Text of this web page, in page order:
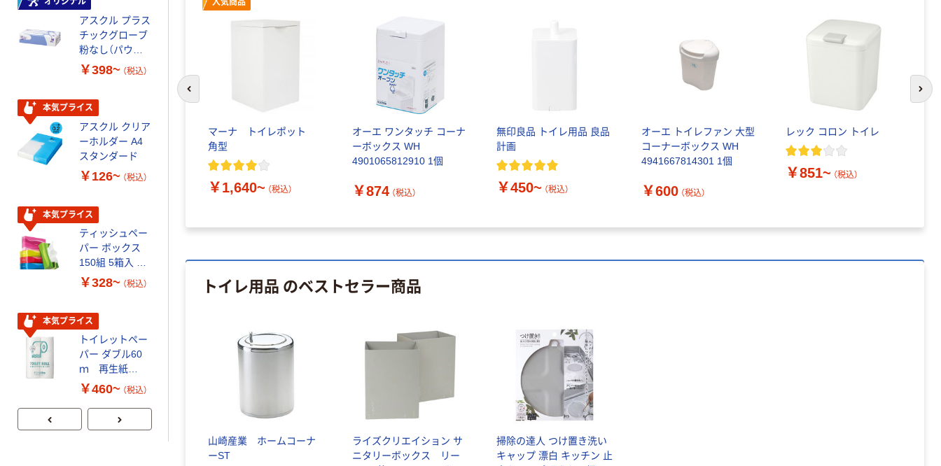
人気商品
マーナ トイレポット
角型
￥1,640~ （税込）
オーエ ワンタッチ コーナ
ーボックス WH
4901065812910 1個
￥874 （税込）
無印良品 トイレ用品 良品
計画
￥450~ （税込）
オーエ トイレファン 大型
コーナーボックス WH
4941667814301 1個
￥600 （税込）
レック コロン トイレ
￥851~ （税込）
次
トイレ用品 のベストセラー商品
山崎産業 ホームコーナ
ーST
ライズクリエイション サ
ニタリーボックス リー
掃除の達人 つけ置き洗い
キャップ 漂白 キッチン 止
アスクル プラス
チックグローブ
粉なし（パウダ
ーフリー）
￥398~ （税込）
本気プライス
アスクル クリア
ーホルダー A4
スタンダード
￥126~ （税込）
本気プライス
ティッシュペー
パー ボックス
150組 5箱入 ア
スクル スマート
証
￥328~ （税込）
本気プライス
トイレットペー
パー ダブル60
ｍ 再生紙
100% 6ロール
芯あり FSC認
証
￥460~ （税込）
コピー用紙 マ
アスクル 耳にや
アスクル プラ
ブ 薄手 粉な
し（パウダーフ
リー）
￥298~ （税込）
嬬恋銘水 ナチュ
ラルミネラルウ
レス 10本
水 ミネラルウォ
トル
￥686~ （税込）
本気プライス
ファーストレイ
ト ホワイト紙コ
ップ
蛍光オプテック
定モデル) 蛍光
ペン ゼブラ
￥52~ （税込）
スズラン 酒精綿
【アスクル限定】
ペーパータオル
FSC認証紙 アス
クルオリジナル
ティッシュペー
モカ 200組 5個
アスクル トイ
レのおそうじシ
ート 大王製紙
共同企画 トイ
レクリーナー
トイレシート
￥330~ （税込）
アスクル プラス
チックグローブ
粉なし（パウダ
本気プライス
アスクル クリア
スタンダード
￥126~
ティッシュペー
150組 5箱入 ア